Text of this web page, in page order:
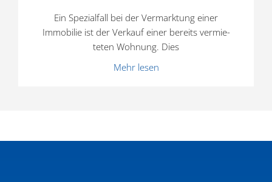
Ein Spezi­alfall bei der Vermarktung einer
Immobilie ist der Verkauf einer bereits vermie­
teten Wohnung. Dies
Mehr lesen